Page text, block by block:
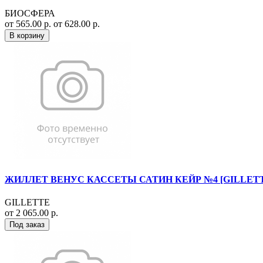
БИОСФЕРА
от 565.00 р. от 628.00 р.
В корзину
ЖИЛЛЕТ ВЕНУС КАССЕТЫ САТИН КЕЙР №4
GILLETTE
от 2 065.00 р.
Под заказ